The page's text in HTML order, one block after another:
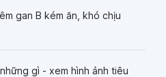
gan B kém ăn, khó chịu
gì - xem hình ảnh tiêu